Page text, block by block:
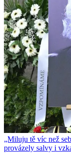
„Miluju tě víc než
provázely salvy i